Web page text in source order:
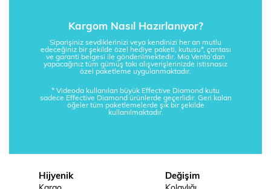
Kargom Nasıl Hazırlanıyor?
Siparişiniz sevdiklerinizi veya kendinizi her an mutlu
edeceğiniz bir şekilde özel hediye paketi, kutusu*, çantası
ve garanti belgesi ile gönderilmektedir. Mia Vento’dan
yapacağınız tüm gümüş takı alışverişlerinizde istisnasız
özel paketleme uygulanmaktadır.
* Videoda kullanılan büyük Effective Diamond kutu
sadece Effective Diamond ürünlerde geçerlidir. Geri kalan
öğeler tüm paketlemelerde şık bir şekilde
kullanılmaktadır.
Hijyenik
Değişim